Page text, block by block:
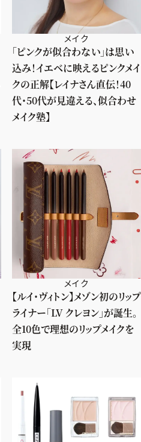
メイク
「ピンクが似合わない」は思い
込み！イエベに映えるピンクメイ
クの正解【レイナさん直伝！40
代・50代が見違える、似合わせ
メイク塾】
メイク
【ルイ・ヴィトン】メゾン初のリップ
ライナー「LV クレヨン」が誕生。
全10色で理想のリップメイクを
実現